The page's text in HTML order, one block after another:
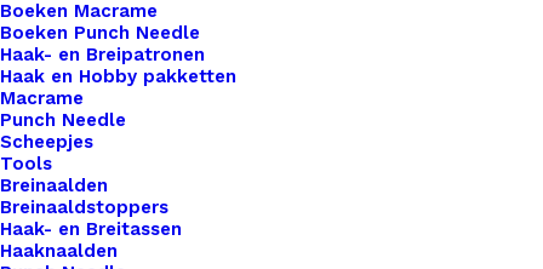
Boeken Macrame
Boeken Punch Needle
Haak- en Breipatronen
Haak en Hobby pakketten
Macrame
Punch Needle
Scheepjes
Tools
Breinaalden
Breinaaldstoppers
Haak- en Breitassen
Haaknaalden
Pink
14
X12mm
aantal
Toevoegen aan verlanglijst
Artikelnummer
Categorie
Binnen 1-3 werkdagen verzonden
Veilig betalen